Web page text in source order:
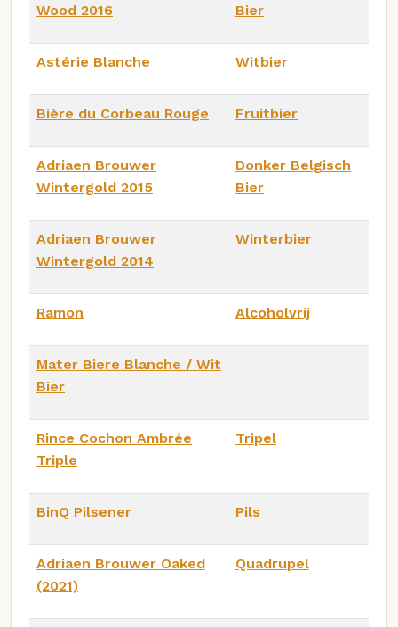
Wood 2016 Bier
Astérie Blanche Witbier
Bière du Corbeau Rouge Fruitbier
Adriaen Brouwer
Wintergold 2015
Donker Belgisch
Bier
Adriaen Brouwer
Wintergold 2014
Winterbier
Ramon Alcoholvrij
Mater Biere Blanche / Wit
Bier
Rince Cochon Ambrée
Triple
Tripel
BinQ Pilsener Pils
Adriaen Brouwer Oaked
(2021)
Quadrupel